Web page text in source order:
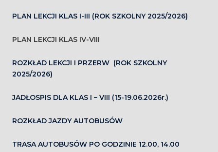
PLAN LEKCJI KLAS I-III (ROK SZKOLNY 2025/2026)
PLAN LEKCJI KLAS IV-VIII
ROZKŁAD LEKCJI I PRZERW (ROK SZKOLNY
2025/2026)
JADŁOSPIS DLA KLAS I – VIII (15-19.06.2026r.)
ROZKŁAD JAZDY AUTOBUSÓW
TRASA AUTOBUSÓW PO GODZINIE 12.00, 14.00